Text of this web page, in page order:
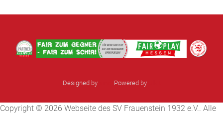
Designed by Powered by
Copyright © 2026 Webseite des SV Frauenstein 1932 e.V.. Alle